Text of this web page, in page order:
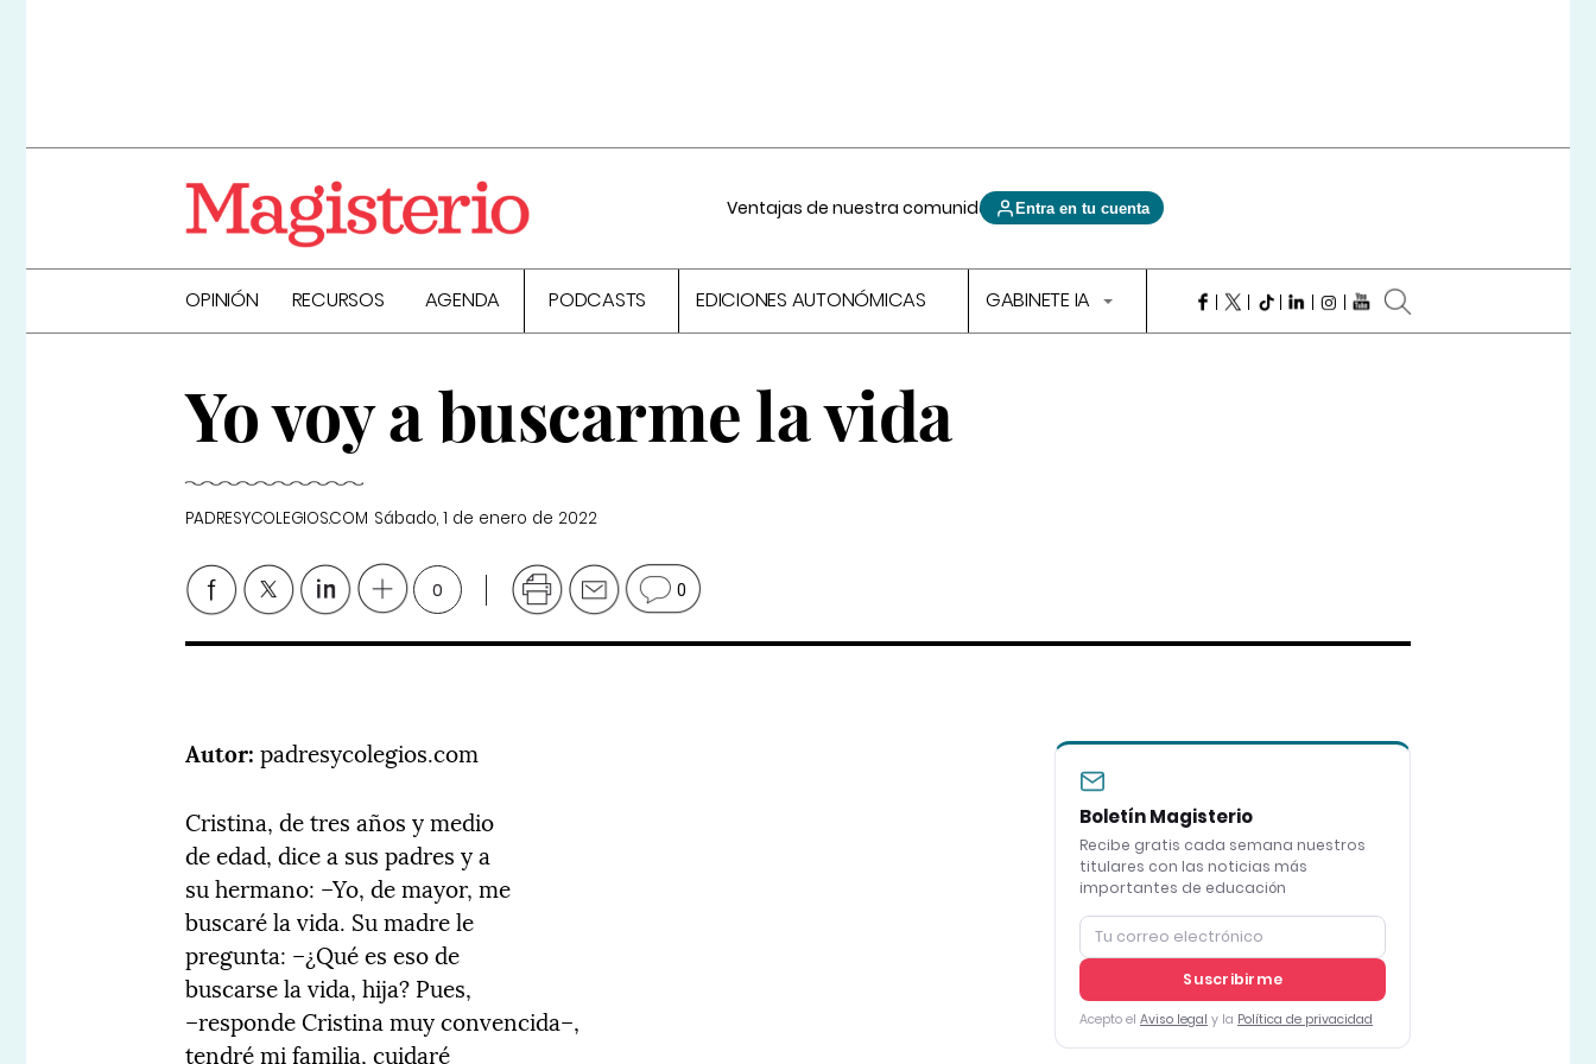
Ventajas de nuestra comunidad Entra en tu cuenta
OPINIÓN RECURSOS AGENDA PODCASTS EDICIONES AUTONÓMICAS GABINETE IA
Yo voy a buscarme la vida
PADRESYCOLEGIOS.COM Sábado, 1 de enero de 2022
0 0
Autor:padresycolegios.com
Cristina, de tres años y medio
de edad, dice a sus padres y a
su hermano: –Yo, de mayor, me
buscaré la vida. Su madre le
pregunta: –¿Qué es eso de
buscarse la vida, hija? Pues,
–responde Cristina muy convencida–,
tendré mi familia, cuidaré
Boletín Magisterio
Recibe gratis cada semana nuestros
titulares con las noticias más
importantes de educación
Suscribirme
Acepto el Aviso legal y la Política de privacidad